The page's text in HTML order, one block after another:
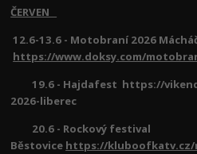
ČERVEN
12.6-13.6 - Motobraní 2026
https://www.doksy.com/
19.6 - Hajdafest https://
2026-liberec
20.6 - Rockový festival
Běstovice https://kluboofkatv.cz/